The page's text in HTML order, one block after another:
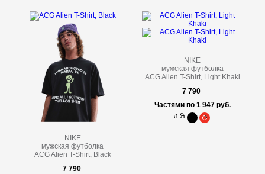
NIKE
мужская футболка
ACG Alien T-Shirt, Black
7 790
NIKE
мужская футболка
ACG Alien T-Shirt, Light Khaki
7 790
Частями по 1 947 руб.